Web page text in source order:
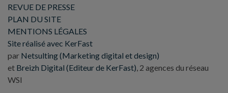
REVUE DE PRESSE
PLAN DU SITE
MENTIONS LÉGALES
Site réalisé avec KerFast
par Netsulting (Marketing digital et design)
et Breizh Digital (Editeur de KerFast), 2 agences du réseau
WSI